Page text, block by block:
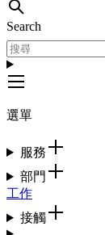
Search
選單
服務
部門
工作
接觸